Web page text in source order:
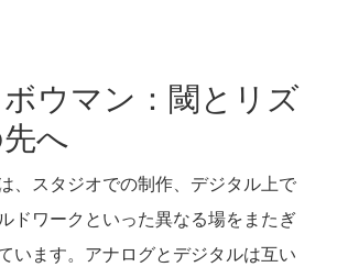
ウマン：閾とリズ
へ
、スタジオでの制作、デジタル上で
ドワークといった異なる場をまたぎ
います。アナログとデジタルは互い